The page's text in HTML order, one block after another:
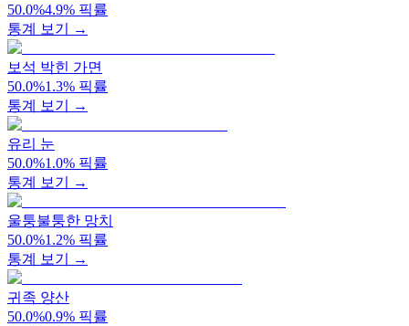
50.0%4.9% 픽률
통계 보기 →
보석 박힌 가면
50.0%1.3% 픽률
통계 보기 →
유리 눈
50.0%1.0% 픽률
통계 보기 →
울퉁불퉁한 망치
50.0%1.2% 픽률
통계 보기 →
귀족 양산
50.0%0.9% 픽률